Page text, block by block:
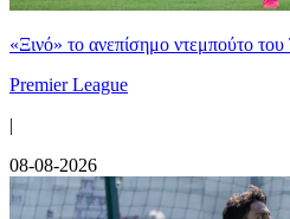
«Ξινό» το ανεπίσημο ντεμπούτο
Premier League
|
08-08-2026